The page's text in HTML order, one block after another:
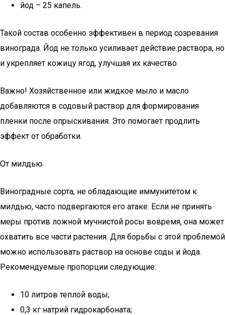
йод – 25 капель.
Такой состав особенно эффективен в период созревания
винограда. Йод не только усиливает действие раствора, но
и укрепляет кожицу ягод, улучшая их качество.
Важно! Хозяйственное или жидкое мыло и масло
добавляются в содовый раствор для формирования
пленки после опрыскивания. Это помогает продлить
эффект от обработки.
От милдью
Виноградные сорта, не обладающие иммунитетом к
милдью, часто подвергаются его атаке. Если не принять
меры против ложной мучнистой росы вовремя, она может
охватить все части растения. Для борьбы с этой проблемой
можно использовать раствор на основе соды и йода.
Рекомендуемые пропорции следующие:
10 литров теплой воды;
0,3 кг натрий гидрокарбоната;